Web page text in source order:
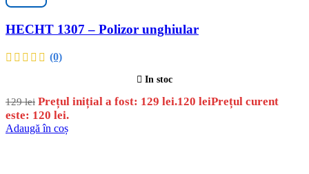
HECHT 1307 – Polizor unghiular
(0)
In stoc
129lei Prețul inițial a fost: 129 lei.120 leiPrețul curent
este: 120 lei.
Adaugă în coș